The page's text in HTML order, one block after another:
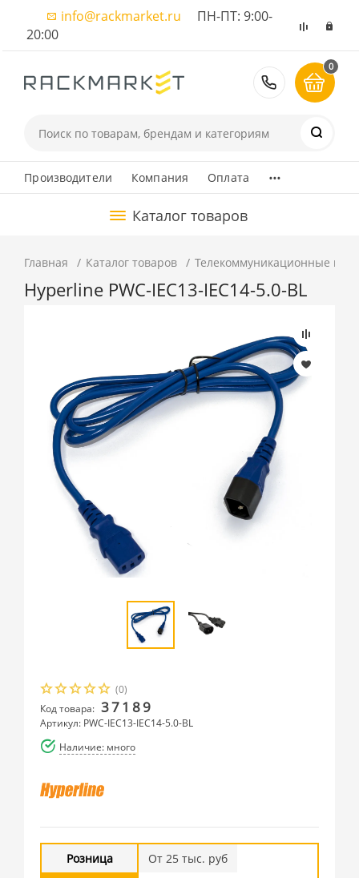
info@rackmarket.ru ПН-ПТ: 9:00-
20:00
8 (495)
0
Производители Компания Оплата ...
Каталог товаров
Главная Каталог товаров Телекоммуникационные
Hyperline PWC-IEC13-IEC14-5.0-BL
(0)
Код товара: 37189
Артикул: PWC-IEC13-IEC14-5.0-BL
Наличие: много
Розница
От 25 тыс. руб